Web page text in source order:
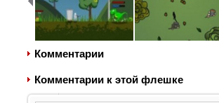
Комментарии
Комментарии к этой флешке